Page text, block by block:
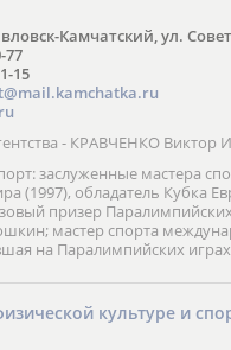
Камчатский, ул.
77
15
- КРАВЧЕНКО Виктор
заслуженные мастера
(1997), обладатель Кубка
призер
мастер спорта
на Паралимпийских
культуре и